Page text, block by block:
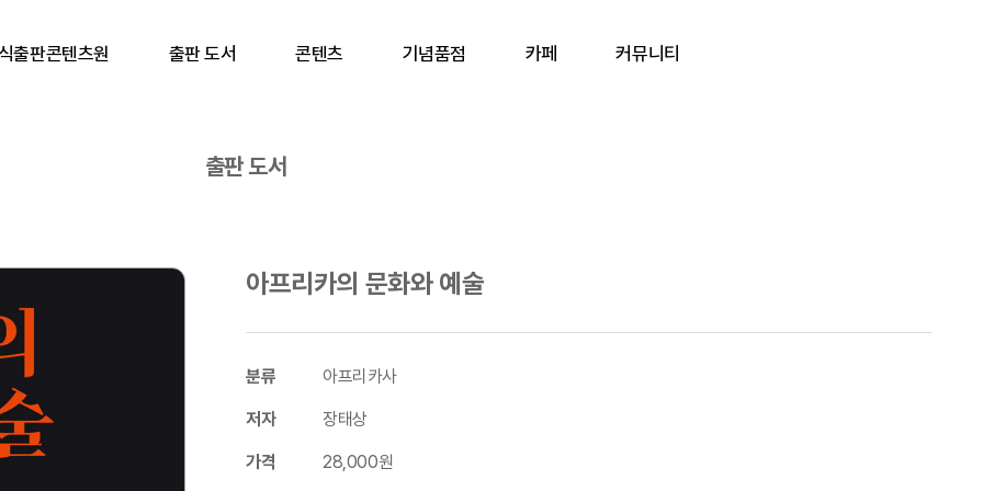
출판콘텐츠원 출판 도서 콘텐츠 기념품점 카페 커뮤니티
출판 도서
아프리카의 문화와 예술
분류 아프리카사
저자 장태상
가격 28,000원